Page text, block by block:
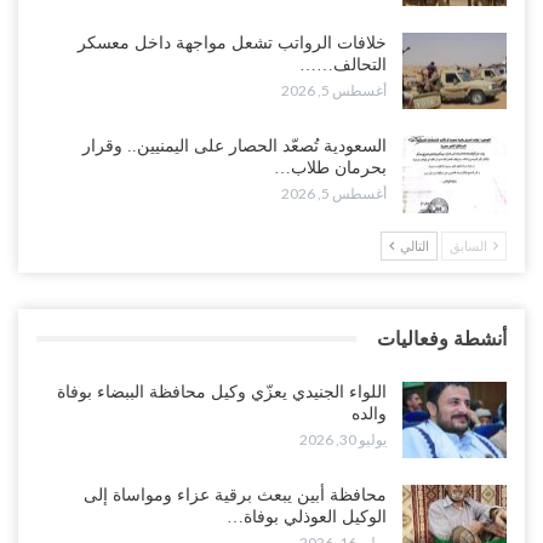
وتعزيزات عسكرية لحماية ترتيبات تصدير النفط..!
أغسطس 5, 2026
وسط معركة سعودية لإسقاط آخر معاقل الزبيدي.. القبائل تستنفر و”درع
الوطن” تبدأ الانتشار..!
أغسطس 5, 2026
خلافات الرواتب تشعل مواجهة داخل معسكر التحالف… والإصلاح يصعّد
تعميد الشهادات يشعل غضباً واسعاً..!
أغسطس 5, 2026
ملفات المال والنفط..!
أغسطس 5, 2026
خلافات الرواتب تشعل مواجهة داخل معسكر
التحالف……
أغسطس 5, 2026
السعودية تُصعّد الحصار على اليمنيين.. وقرار
بحرمان طلاب…
أغسطس 5, 2026
السابق التالي
أنشطة وفعاليات
اللواء الجنيدي يعزّي وكيل محافظة الببضاء بوفاة
والده
يوليو 30, 2026
محافظة أبين يبعث برقية عزاء ومواساة إلى
الوكيل العوذلي بوفاة…